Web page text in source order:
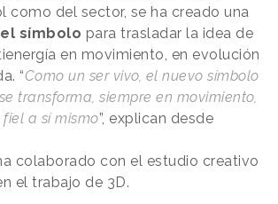
como del sector, se ha creado una
símbolo para trasladar la idea de
en movimiento, en evolución
“Como un ser vivo, el nuevo símbolo
transforma, siempre en movimiento,
a sí mismo”, explican desde
colaborado con el estudio creativo
el trabajo de 3D.